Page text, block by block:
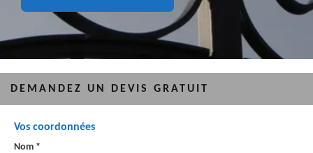
DEMANDEZ UN DEVIS GRATUIT
Vos coordonnées
Nom *